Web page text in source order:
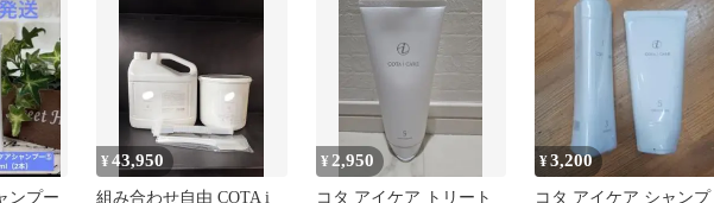
ンプー
¥43,950
組み合わせ自由 COTA i
¥ 2,950
コタ アイケア トリート
¥3,200
コタ アイケア シャンプ